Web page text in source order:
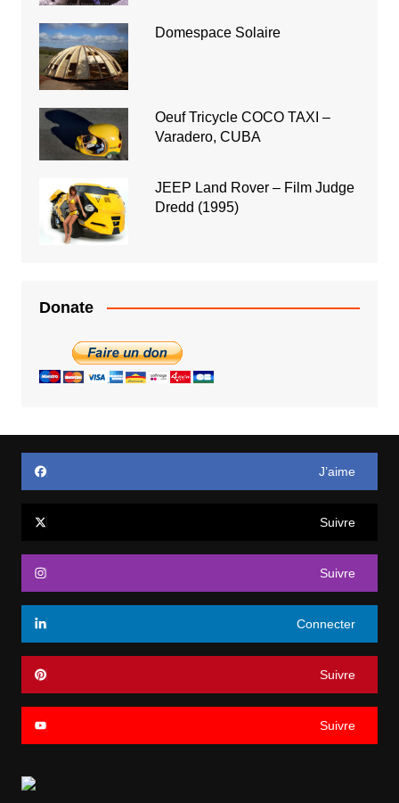
Domespace Solaire
Oeuf Tricycle COCO TAXI –
Varadero, CUBA
JEEP Land Rover – Film Judge
Dredd (1995)
Donate
J’aime
Suivre
Suivre
Connecter
Suivre
Suivre